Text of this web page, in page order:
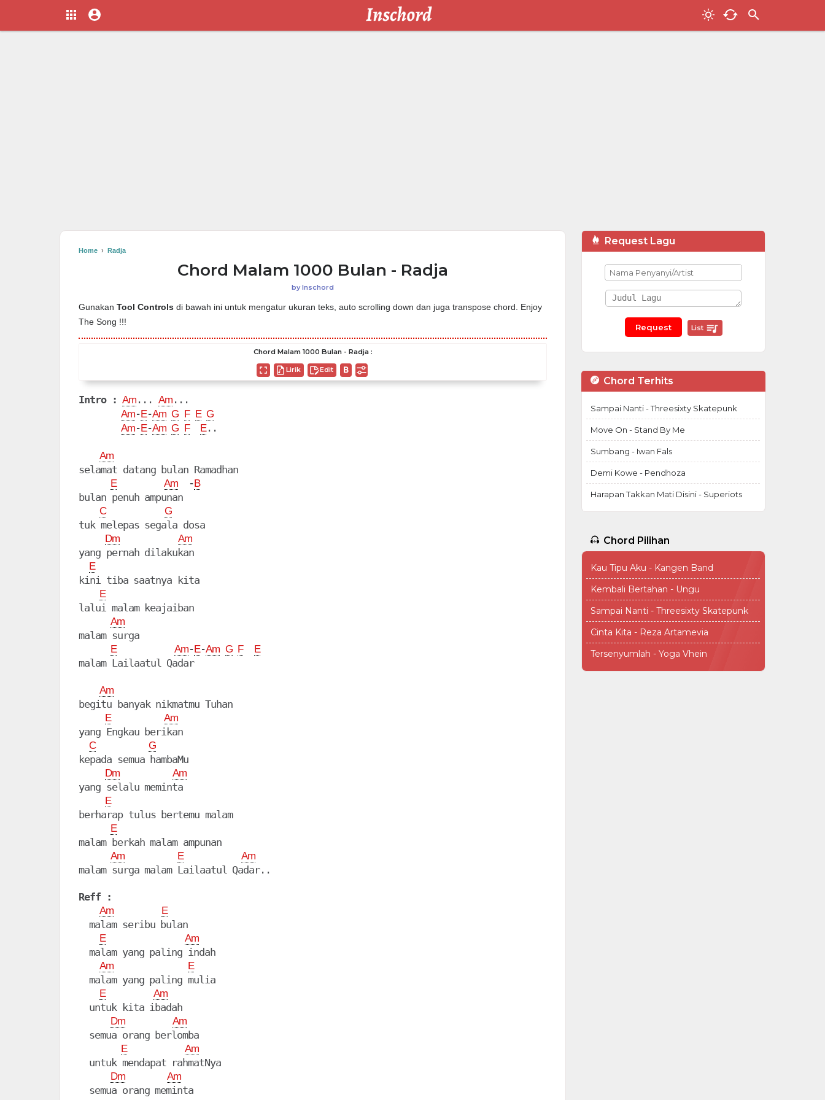
Home › Radja
Chord Malam 1000 Bulan - Radja
byInschord
Gunakan Tool Controls di bawah ini untuk mengatur ukuran teks, auto scrolling down dan juga transpose chord. Enjoy
The Song !!!
Chord Malam 1000 Bulan - Radja :
Lirik Edit
Intro : Am ... Am...
Am-E-Am G F E G
Am-E-Am G F E..
Am
selamat datang bulan Ramadhan
E Am
  -
B
bulan penuh ampunan
C G
tuk melepas segala dosa
Dm Am
yang pernah dilakukan
E
kini tiba saatnya kita
E
lalui malam keajaiban
Am
malam surga
E Am-E-Am G F E
malam Lailaatul Qadar
Am
begitu banyak nikmatmu Tuhan
E Am
yang Engkau berikan
C G
kepada semua hambaMu
Dm Am
yang selalu meminta
E
berharap tulus bertemu malam
E
malam berkah malam ampunan
Am E Am
malam surga malam Lailaatul Qadar..
Reff :
Am E
  malam seribu bulan
E Am
  malam yang paling indah
Am E
  malam yang paling mulia
E Am
  untuk kita ibadah
Dm Am
  semua orang berlomba
E Am
  untuk mendapat rahmatNya
Dm Am
  semua orang meminta
Request Lagu
List
Chord Terhits
Sampai Nanti - Threesixty Skatepunk
Move On - Stand By Me
Sumbang - Iwan Fals
Demi Kowe - Pendhoza
Harapan Takkan Mati Disini - Superiots
Chord Pilihan
Kau Tipu Aku - Kangen Band
Kembali Bertahan - Ungu
Sampai Nanti - Threesixty Skatepunk
Cinta Kita - Reza Artamevia
Tersenyumlah - Yoga Vhein